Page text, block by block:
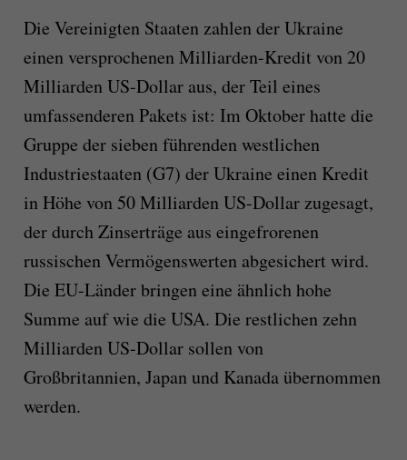
Die Vereinigten Staaten zahlen der Ukraine
einen versprochenen Milliarden-Kredit von 20
Milliarden US-Dollar aus, der Teil eines
umfassenderen Pakets ist: Im Oktober hatte die
Gruppe der sieben führenden westlichen
Industriestaaten (G7) der Ukraine einen Kredit
in Höhe von 50 Milliarden US-Dollar zugesagt,
der durch Zinserträge aus eingefrorenen
russischen Vermögenswerten abgesichert wird.
Die EU-Länder bringen eine ähnlich hohe
Summe auf wie die USA. Die restlichen zehn
Milliarden US-Dollar sollen von
Großbritannien, Japan und Kanada übernommen
werden.